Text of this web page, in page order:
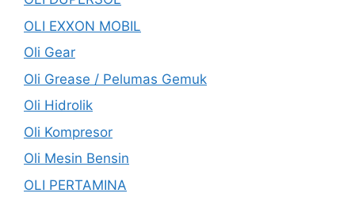
OLI EXXON MOBIL
Oli Gear
Oli Grease / Pelumas Gemuk
Oli Hidrolik
Oli Kompresor
Oli Mesin Bensin
OLI PERTAMINA